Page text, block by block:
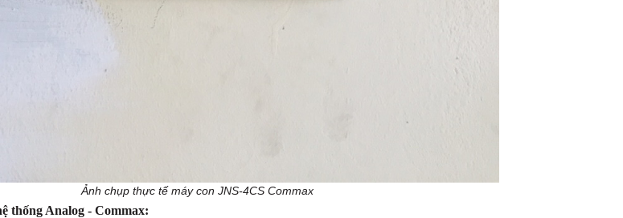
Ảnh chụp thực tế máy con JNS-4CS Commax
thống Analog - Commax: